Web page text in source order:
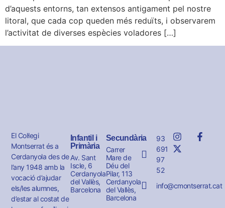
d’aquests entorns, tan extensos antigament pel nostre
litoral, que cada cop queden més reduïts, i observarem
l’activitat de diverses espècies voladores […]
El Col·legi
Montserrat és a
Cerdanyola des de
l’any 1948 amb la
vocació d’ajudar
els/les alumnes,
d’estar al costat de
Infantil i
Primària
Av. Sant
Iscle, 6
Cerdanyola
del Vallès,
Barcelona
Secundària
Carrer
Mare de
Déu del
Pilar, 113
Cerdanyola
del Vallès,
Barcelona
93
691
97
52
info@cmontserrat.cat